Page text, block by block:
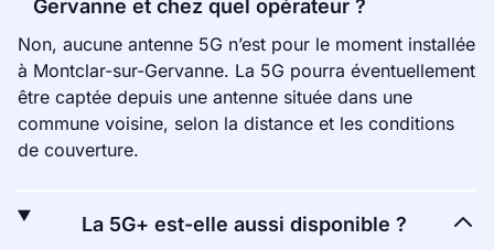
Gervanne et chez quel opérateur ?
Non, aucune antenne 5G n’est pour le moment installée
à Montclar-sur-Gervanne. La 5G pourra éventuellement
être captée depuis une antenne située dans une
commune voisine, selon la distance et les conditions
de couverture.
La 5G+ est-elle aussi disponible ?